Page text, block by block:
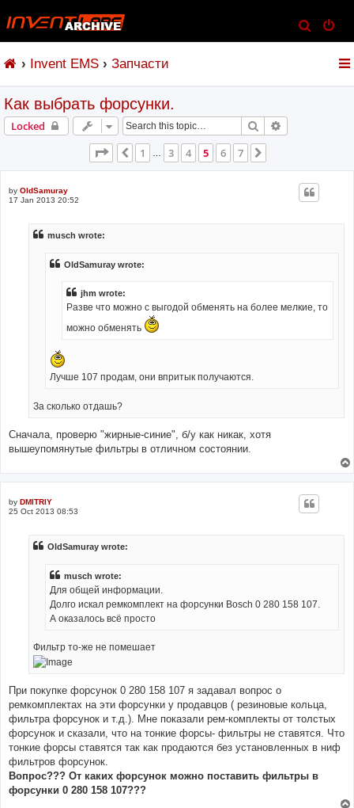
e
Invent EMS Запчасти
Как выбрать форсунки.
Locked Search
Page
of7
Previous
1 3 4 5 6 7
by OldSamuray
17 Jan 2013 20:52
musch wrote:
OldSamuray wrote:
jhm wrote:
Разве что можно с выгодой обменять на более мелкие, то
можно обменять
Лучше 107 продам, они впритык получаются.
За сколько отдашь?
Сначала, проверю "жирные-синие", б/у как никак, хотя
вышеупомянутые фильтры в отличном состоянии.
by DMITRIY
25 Oct 2013 08:53
OldSamuray wrote:
musch wrote:
Для общей информации.
Долго искал ремкомплект на форсунки Bosch 0 280 158 107.
А оказалось всё просто
Фильтр то-же не помешает
При покупке форсунок 0 280 158 107 я задавал вопрос о
ремкомплектах на эти форсунки у продавцов ( резиновые кольца,
фильтра форсунок и т.д.). Мне показали рем-комплекты от толстых
форсунок и сказали, что на тонкие форсы- фильтры не ставятся. Что
тонкие форсы ставятся так как продаются без установленных в ниф
фильтров форсунок.
Вопрос??? От каких форсунок можно поставить фильтры в
форсунки 0 280 158 107???